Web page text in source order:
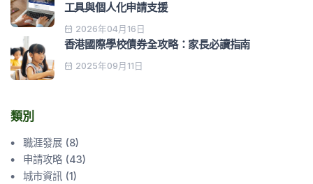
工具與個人化申請支援
2026年04月16日
香港國際學校債券全攻略：家長必讀指南
2025年09月11日
類別
職涯發展 (8)
申請攻略 (43)
城市資訊 (1)